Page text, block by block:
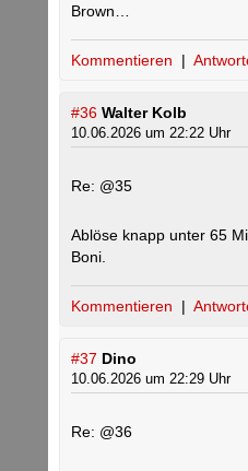
Brown…
Kommentieren |
#36 Walter Kolb
10.06.2026 um 22:22 Uhr
Re: @35
Ablöse knapp unter 65
Boni.
Kommentieren |
#37 Dino
10.06.2026 um 22:29 Uhr
Re: @36